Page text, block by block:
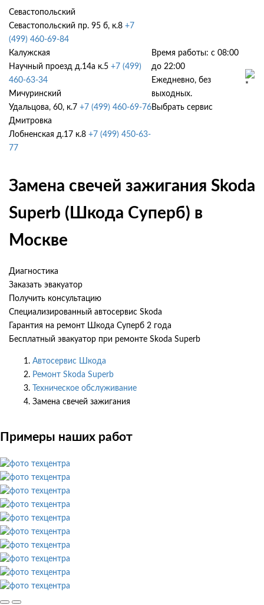
Севастопольский
Севастопольский пр. 95 б, к.8 +7
(499) 460-69-84
Калужская
Научный проезд д.14а к.5 +7 (499)
460-63-34
Мичуринский
Удальцова, 60, к.7 +7 (499) 460-69-76
Дмитровка
Лобненская д.17 к.8 +7 (499) 450-63-
77
Время работы: с 08:00
до 22:00
Ежедневно, без
выходных.
Выбрать сервис
Замена свечей зажигания Skoda
Superb (Шкода Суперб) в
Москве
Диагностика
Заказать эвакуатор
Получить консультацию
Специализированный автосервис Skoda
Гарантия на ремонт Шкода Суперб 2 года
Бесплатный эвакуатор при ремонте Skoda Superb
Автосервис Шкода
Ремонт Skoda Superb
Техническое обслуживание
Замена свечей зажигания
Примеры наших работ